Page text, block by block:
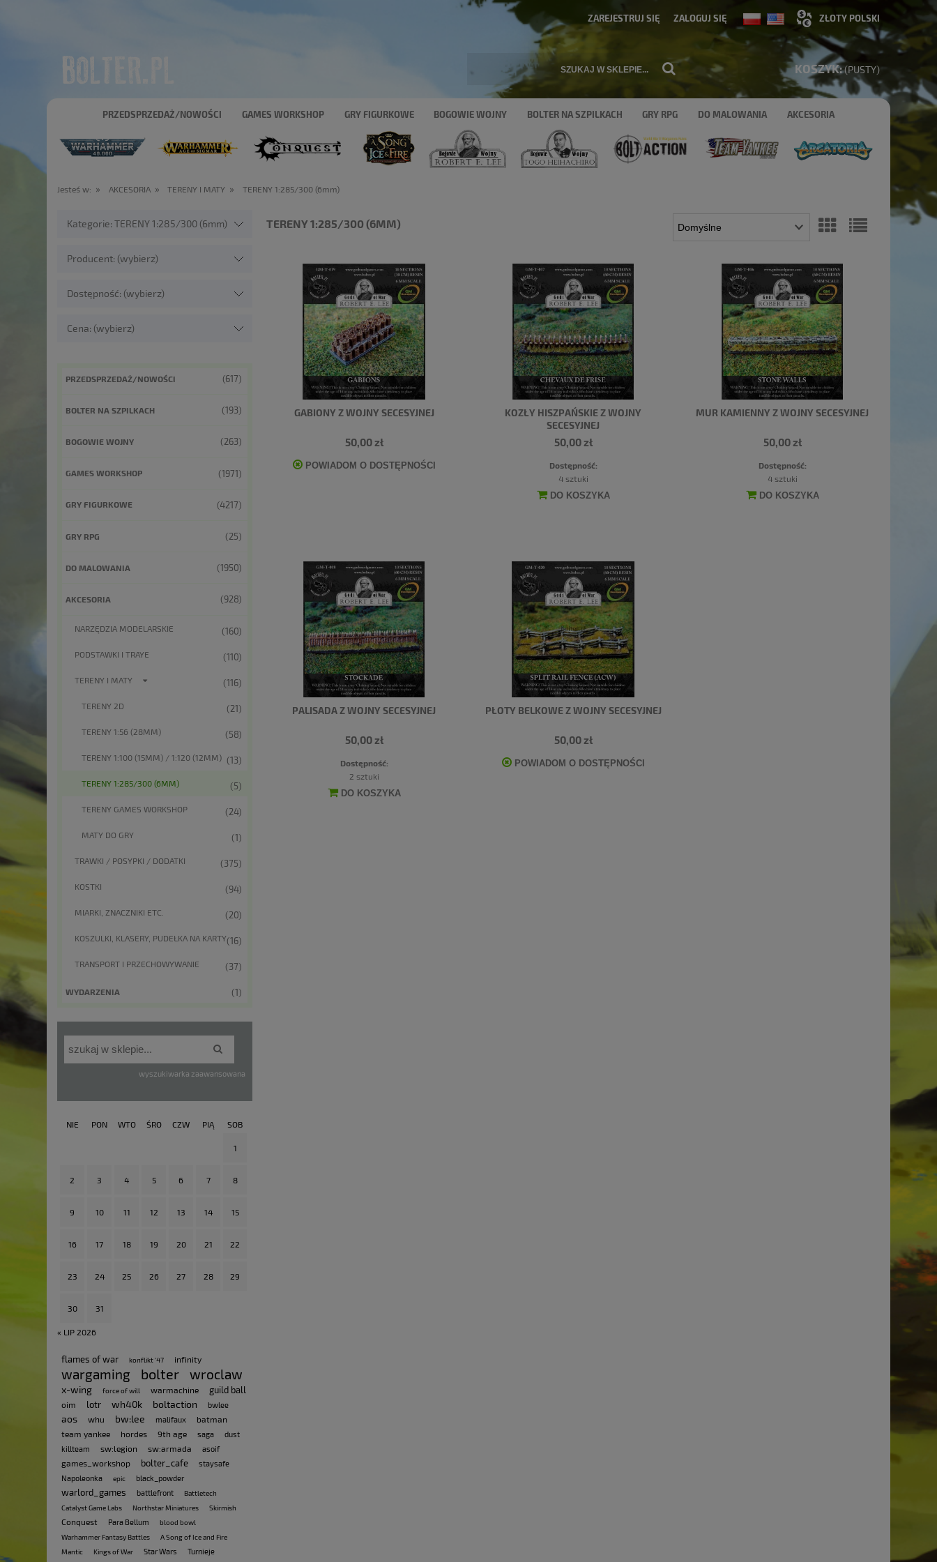
ZAREJESTRUJ SIĘ ZALOGUJ SIĘ
KOSZYK:(PUSTY)
PRZEDSPRZEDAŻ/NOWOŚCI GAMES WORKSHOP GRY FIGURKOWE BOGOWIE WOJNY BOLTER NA SZPILKACH GRY RPG DO MALOWANIA AKCESORIA
Jesteś w: » AKCESORIA » TERENY I MATY » TERENY 1:285/300 (6mm)
Kategorie: TERENY 1:285/300 (6mm)
Producent: (wybierz)
Dostępność: (wybierz)
Cena: (wybierz)
PRZEDSPRZEDAŻ/NOWOŚCI (617)
BOLTER NA SZPILKACH (193)
BOGOWIE WOJNY (263)
GAMES WORKSHOP (1971)
GRY FIGURKOWE (4217)
GRY RPG (25)
DO MALOWANIA (1950)
AKCESORIA (928)
NARZĘDZIA MODELARSKIE (160)
PODSTAWKI I TRAYE (110)
TERENY I MATY (116)
TERENY 2D (21)
TERENY 1:56 (28MM) (58)
TERENY 1:100 (15MM) / 1:120 (12MM) (13)
TERENY 1:285/300 (6MM) (5)
TERENY GAMES WORKSHOP (24)
MATY DO GRY (1)
TRAWKI / POSYPKI / DODATKI (375)
KOSTKI (94)
MIARKI, ZNACZNIKI ETC. (20)
KOSZULKI, KLASERY, PUDEŁKA NA KARTY(16)
TRANSPORT I PRZECHOWYWANIE (37)
WYDARZENIA (1)
wyszukiwarka zaawansowana
NIE PON WTO ŚRO CZW PIĄ SOB
1
2 3 4 5 6 7 8
9 10 11 12 13 14 15
16 17 18 19 20 21 22
23 24 25 26 27 28 29
30 31
« LIP 2026
flames of war konflikt '47 infinity
wargaming bolter wroclaw
x-wing force of will warmachine guild ball
oim lotr wh40k boltaction bwlee
aos whu bw:lee malifaux
batman
team yankee
hordes 9th age saga
dust
killteam
sw:legion sw:armada asoif
games_workshop bolter_cafe
staysafe
Napoleonka
epic black_powder
warlord_games battlefront
Battletech
Catalyst Game Labs
Northstar Miniatures Skirmish
Conquest Para Bellum
blood bowl
Warhammer Fantasy Battles
A Song of Ice and Fire
Mantic
Kings of War Star Wars Turnieje
TERENY 1:285/300 (6MM)
GABIONY Z WOJNY SECESYJNEJ
50,00 zł
POWIADOM O DOSTĘPNOŚCI
KOZŁY HISZPAŃSKIE Z WOJNY
SECESYJNEJ
50,00 zł
Dostępność:
4 sztuki
DO KOSZYKA
MUR KAMIENNY Z WOJNY SECESYJNEJ
50,00 zł
Dostępność:
4 sztuki
DO KOSZYKA
PALISADA Z WOJNY SECESYJNEJ
50,00 zł
Dostępność:
2 sztuki
DO KOSZYKA
PŁOTY BELKOWE Z WOJNY SECESYJNEJ
50,00 zł
POWIADOM O DOSTĘPNOŚCI